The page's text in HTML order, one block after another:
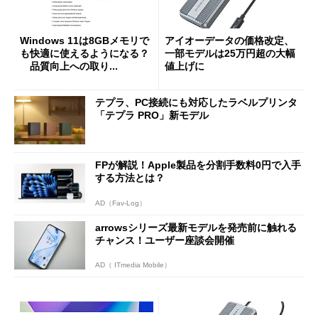
Windows 11は8GBメモリで
も快適に使えるようになる？
品質向上への取り...
アイオーデータの価格改定、
一部モデルは25万円超の大幅
値上げに
テプラ、PC接続にも対応したラベルプリンタ
「テプラ PRO」新モデル
FPが解説！Apple製品を分割手数料0円で入手
する方法とは？
AD（Fav-Log）
arrowsシリーズ最新モデルを発売前に触れる
チャンス！ユーザー座談会開催
AD（ ITmedia Mobile）